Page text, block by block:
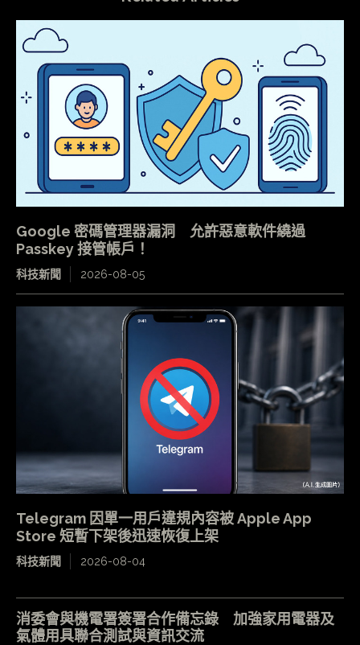
Google 密碼管理器漏洞 允許惡意軟件繞過
Passkey 接管帳戶！
科技新聞 2026-08-05
Telegram 因單一用戶違規內容被 Apple App
Store 短暫下架後迅速恢復上架
科技新聞 2026-08-04
消委會與機電署簽署合作備忘錄 加強家用電器及
氣體用具聯合測試與資訊交流